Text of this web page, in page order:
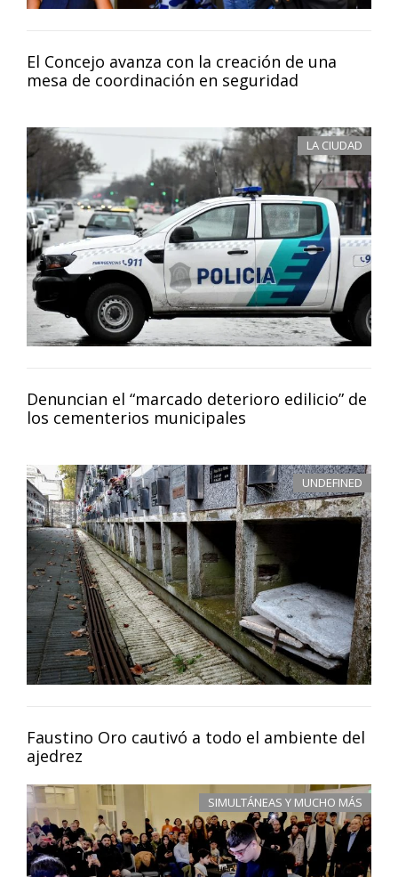
El Concejo avanza con la creación de una
mesa de coordinación en seguridad
LA CIUDAD
Denuncian el “marcado deterioro edilicio” de
los cementerios municipales
UNDEFINED
Faustino Oro cautivó a todo el ambiente del
ajedrez
SIMULTÁNEAS Y MUCHO MÁS